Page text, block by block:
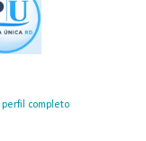
perfil completo